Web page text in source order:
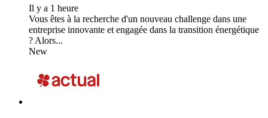
Il y a 1 heure
Vous êtes à la recherche d'un nouveau challenge dans une
entreprise innovante et engagée dans la transition énergétique
? Alors...
New